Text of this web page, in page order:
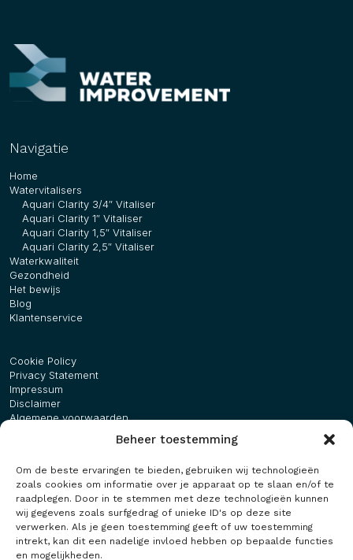
Beheer toestemming
Om de beste ervaringen te bieden, gebruiken wij technologieën
zoals cookies om informatie over je apparaat op te slaan en/of te
raadplegen. Door in te stemmen met deze technologieën kunnen
wij gegevens zoals surfgedrag of unieke ID's op deze site
verwerken. Als je geen toestemming geeft of uw toestemming
intrekt, kan dit een nadelige invloed hebben op bepaalde functies
en mogelijkheden.
Navigatie
Home
Watervitalisers
Aquari Clarity 3/4″ Vitaliser
Aquari Clarity 1″ Vitaliser
Aquari Clarity 1,5″ Vitaliser
Aquari Clarity 2,5″ Vitaliser
Waterkwaliteit
Gezondheid
Het bewijs
Blog
Klantenservice
Cookie Policy
Privacy Statement
Impressum
Disclaimer
Algemene voorwaarden
Maasbreeseweg 50
5981 NB Panningen
Maurice:+31 (0)6 51 34 23 79
Angelique:+31 (0)6 55 86 42 92